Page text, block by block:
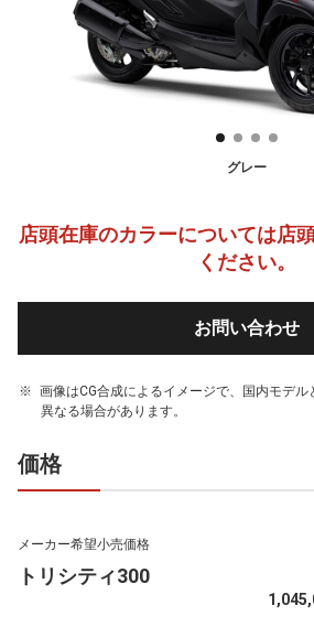
グレー
店頭在庫のカラーについては店
ください。
お問い合わせ
画像はCG合成によるイメージで、国内モデ
異なる場合があります。
価格
メーカー希望小売価格
トリシティ300